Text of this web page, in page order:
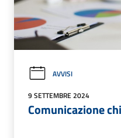
AVVISI
9 SETTEMBRE 2024
Comunicazione